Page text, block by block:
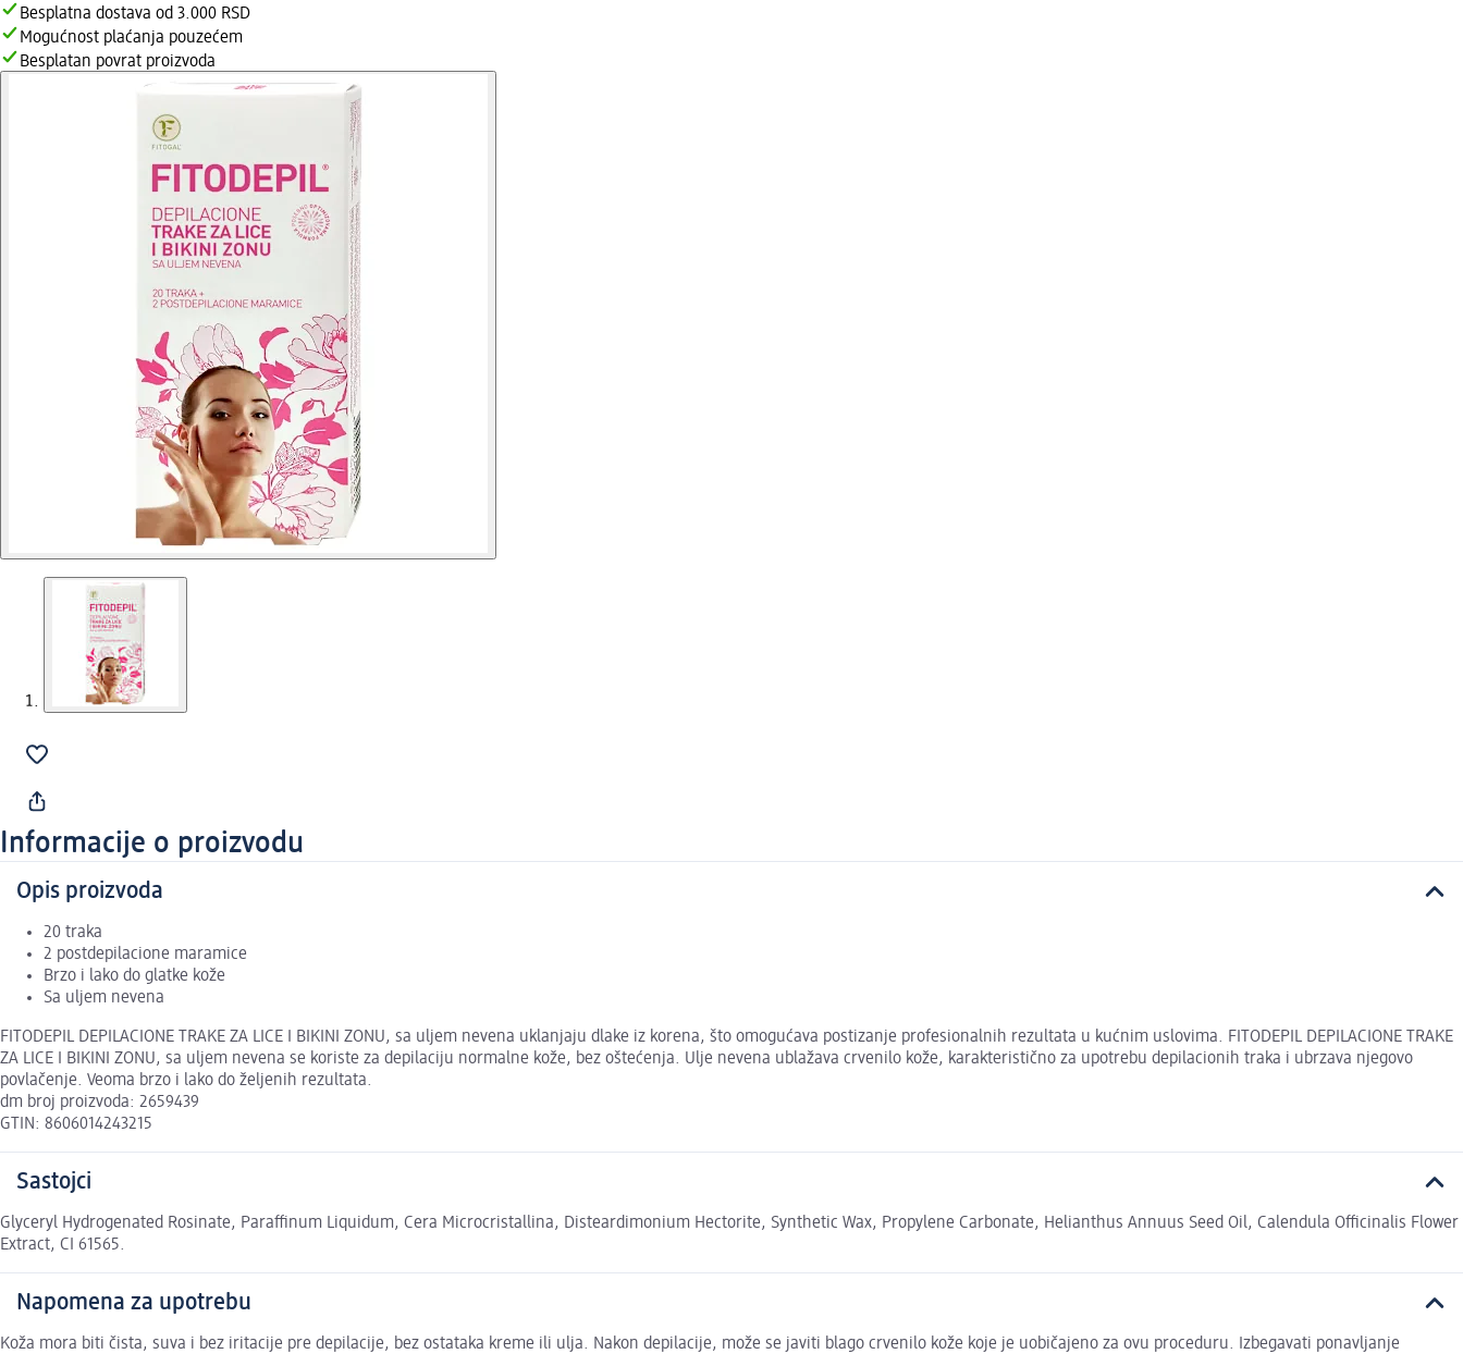
Besplatna dostava od 3.000 RSD
Mogućnost plaćanja pouzećem
Besplatan povrat proizvoda
Informacije o proizvodu
Opis proizvoda
20 traka
2 postdepilacione maramice
Brzo i lako do glatke kože
Sa uljem nevena
FITODEPIL DEPILACIONE TRAKE ZA LICE I BIKINI ZONU, sa uljem nevena uklanjaju dlake iz korena, što omogućava postizanje profesionalnih rezultata u kućnim uslovima. FITODEPIL DEPILACIONE TRAKE
ZA LICE I BIKINI ZONU, sa uljem nevena se koriste za depilaciju normalne kože, bez oštećenja. Ulje nevena ublažava crvenilo kože, karakteristično za upotrebu depilacionih traka i ubrzava njegovo
povlačenje. Veoma brzo i lako do željenih rezultata.
dm broj proizvoda: 2659439
GTIN: 8606014243215
Sastojci
Glyceryl Hydrogenated Rosinate, Paraffinum Liquidum, Cera Microcristallina, Disteardimonium Hectorite, Synthetic Wax, Propylene Carbonate, Helianthus Annuus Seed Oil, Calendula Officinalis Flower
Extract, CI 61565.
Napomena za upotrebu
Koža mora biti čista, suva i bez iritacije pre depilacije, bez ostataka kreme ili ulja. Nakon depilacije, može se javiti blago crvenilo kože koje je uobičajeno za ovu proceduru. Izbegavati ponavljanje